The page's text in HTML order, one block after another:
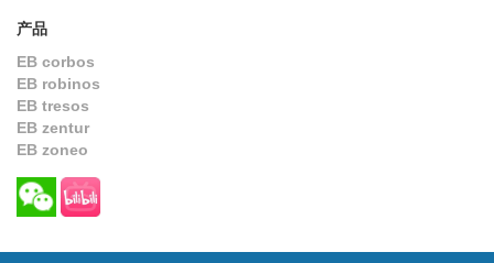
产品
EB corbos
EB robinos
EB tresos
EB zentur
EB zoneo